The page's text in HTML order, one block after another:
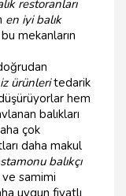
restoranları
en iyi balık
mekanların
ürünleritedarik
hem
balıkları
çok
daha makul
balıkçı
samimi